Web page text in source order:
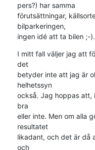
pers?) har samma
förutsättningar,
bilparkeringen,
ingen idé att ta bilen ;-).
I mitt fall väljer jag att
det
betyder inte att jag är
helhetssyn
också. Jag hoppas att,
bra
eller inte. Men om alla
resultatet
likadant, och det är då
och